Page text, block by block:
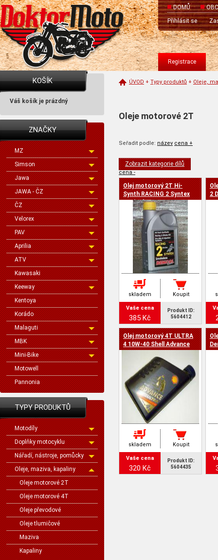
DOMŮ
Přihlásit se
Registrace
KOŠÍK
Váš košík je prázdný
ZNAČKY
MZ
Simson
Jawa
JAWA - ČZ
ČZ
Velorex
PAV
Aprilia
ATV
Kawasaki
Keeway
Kentoya
Korádo
Malaguti
MBK
Mini-Bike
Motowell
Pannonia
TYPY PRODUKTŮ
Motodíly
Doplňky motocyklu
Nářadí, nástroje, pomůcky
Oleje, maziva, kapaliny
Oleje motorové 2T
Oleje motorové 4T
Oleje převodové
Oleje tlumičové
Maziva
Kapaliny
ÚVOD + Typy produktů + Oleje,
Oleje motorové 2T
Seřadit podle: název cena +
cena -
Zobrazit kategorie dílů
Olej motorový 2T Hi-
Synth RACING 2 Syntex
Denicol
skladem Koupit
Vaše cena
385 Kč
Produkt ID:
5604412
2
Olej motorový 4T ULTRA
4 10W-40 Shell Advance
skladem Koupit
Vaše cena
320 Kč
Produkt ID:
5604435